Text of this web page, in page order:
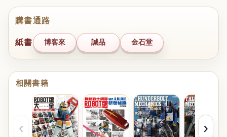
購書通路
紙書 博客來 誠品 金石堂
相關書籍
‹ ›